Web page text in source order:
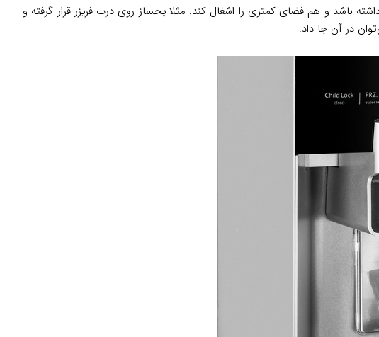
باشد و هم فضای کمتری را اشغال کند. مثلا یخساز روی درب فریزر قرار گرفته و
در آن جا داد.